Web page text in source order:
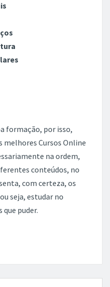
formação, por isso,
Cursos Online
na ordem,
conteúdos, no
com certeza, os
seja, estudar no
puder.